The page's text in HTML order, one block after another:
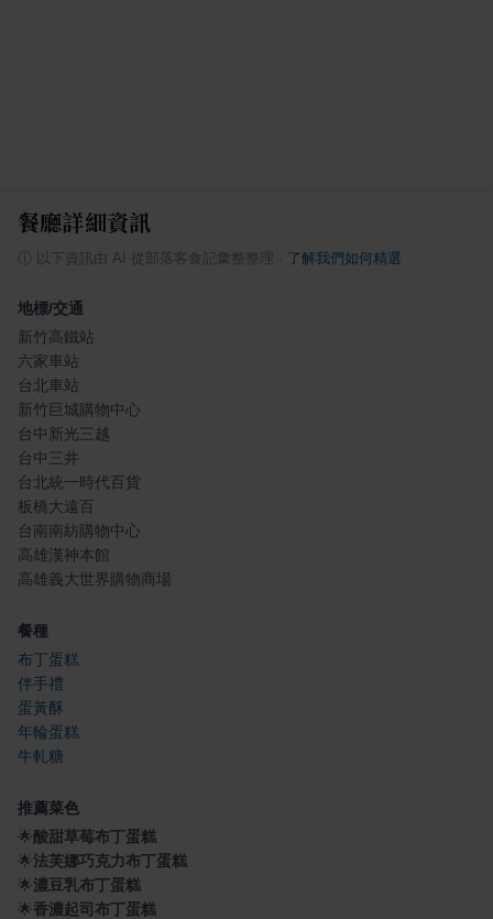
餐廳詳細資訊
ⓘ 以下資訊由 AI 從部落客食記彙整整理 了解我們如何精選
地標/交通
新竹高鐵站
六家車站
台北車站
新竹巨城購物中心
台中新光三越
台中三井
台北統一時代百貨
板橋大遠百
台南南紡購物中心
高雄漢神本館
高雄義大世界購物商場
餐種
布丁蛋糕
伴手禮
蛋黃酥
年輪蛋糕
牛軋糖
推薦菜色
🌟酸甜草莓布丁蛋糕
🌟法芙娜巧克力布丁蛋糕
🌟濃豆乳布丁蛋糕
🌟香濃起司布丁蛋糕